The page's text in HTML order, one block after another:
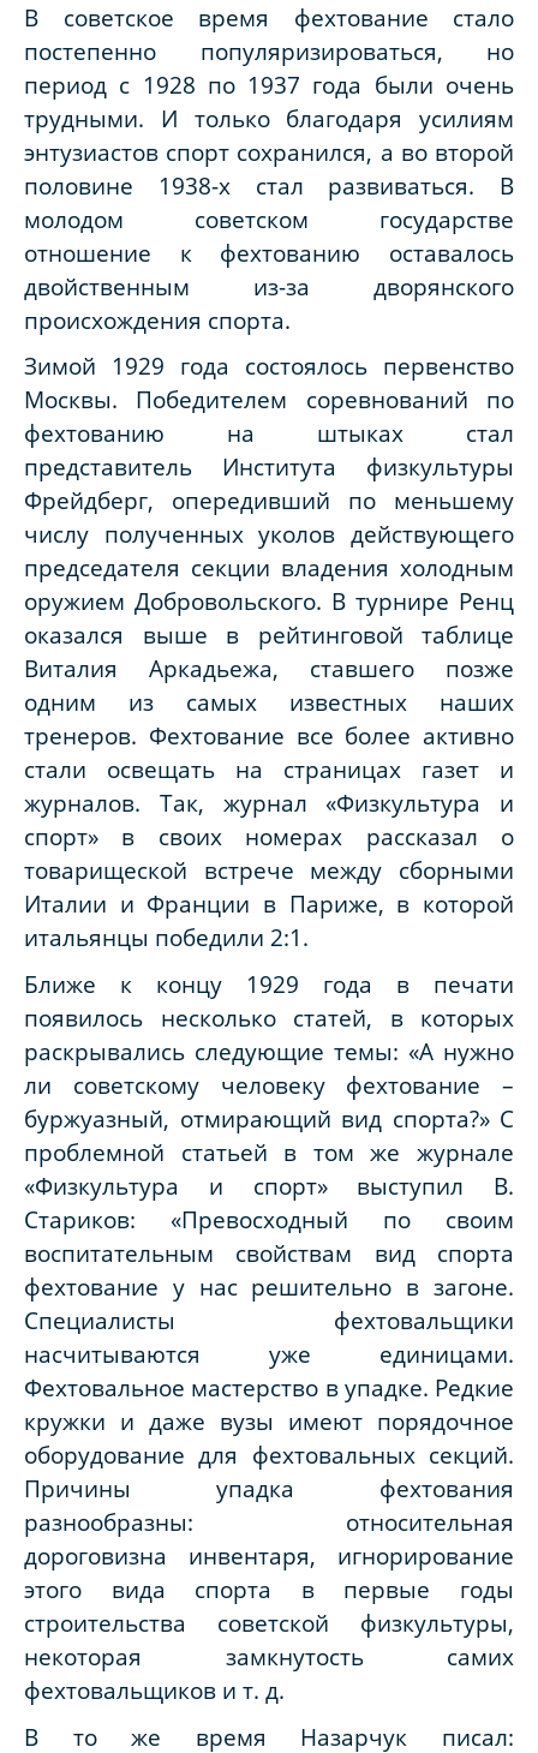
В советское время фехтование стало
постепенно популяризироваться, но
период с 1928 по 1937 года были очень
трудными. И только благодаря усилиям
энтузиастов спорт сохранился, а во второй
половине 1938-х стал развиваться. В
молодом советском государстве
отношение к фехтованию оставалось
двойственным из-за дворянского
происхождения спорта.
Зимой 1929 года состоялось первенство
Москвы. Победителем соревнований по
фехтованию на штыках стал
представитель Института физкультуры
Фрейдберг, опередивший по меньшему
числу полученных уколов действующего
председателя cекции владения холодным
оружием Добровольского. В турнире Ренц
оказался выше в рейтинговой таблице
Виталия Аркадьежа, ставшего позже
одним из самых известных наших
тренеров. Фехтование все более активно
стали освещать на страницах газет и
журналов. Так, журнал «Физкультура и
спорт» в своих номерах рассказал о
товарищеской встрече между сборными
Италии и Франции в Париже, в которой
итальянцы победили 2:1.
Ближе к концу 1929 года в печати
появилось несколько статей, в которых
раскрывались следующие темы: «А нужно
ли советскому человеку фехтование –
буржуазный, отмирающий вид спорта?» С
проблемной статьей в том же журнале
«Физкультура и спорт» выступил В.
Стариков: «Превосходный по своим
воспитательным свойствам вид спорта
фехтование у нас решительно в загоне.
Специалисты фехтовальщики
насчитываются уже единицами.
Фехтовальное мастерство в упадке. Редкие
кружки и даже вузы имеют порядочное
оборудование для фехтовальных секций.
Причины упадка фехтования
разнообразны: относительная
дороговизна инвентаря, игнорирование
этого вида спорта в первые годы
строительства советской физкультуры,
некоторая замкнутость самих
фехтовальщиков и т. д.
В то же время Назарчук писал: